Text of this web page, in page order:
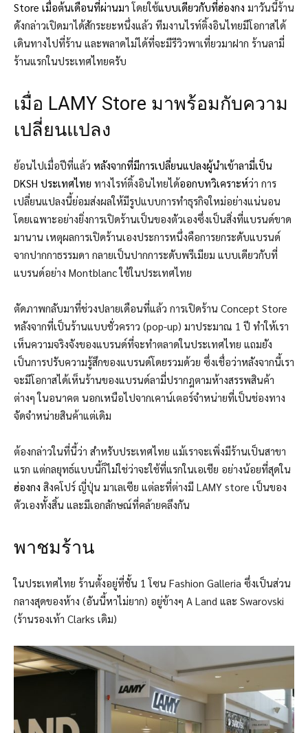
Store เมื่อต้นเดือนที่ผ่านมา โดยใช้แบบเดียวกับที่ฮ่องกง มาวันนี้ร้าน
ดังกล่าวเปิดมาได้สักระยะหนึ่งแล้ว ทีมงานไรท์ติ้งอินไทยมีโอกาสได้
เดินทางไปที่ร้าน และพลาดไม่ได้ที่จะมีรีวิวพาเที่ยวมาฝาก ร้านลามี่
ร้านแรกในประเทศไทยครับ
เมื่อ LAMY Store มาพร้อมกับความ
เปลี่ยนแปลง
ย้อนไปเมื่อปีที่แล้ว หลังจากที่มีการเปลี่ยนแปลงผู้นำเข้าลามี่เป็น
DKSH ประเทศไทย ทางไรท์ติ้งอินไทยได้ออกบทวิเคราะห์ว่า การ
เปลี่ยนแปลงนี้ย่อมส่งผลให้มีรูปแบบการทำธุรกิจใหม่อย่างแน่นอน
โดยเฉพาะอย่างยิ่งการเปิดร้านเป็นของตัวเองซึ่งเป็นสิ่งที่แบรนด์ขาด
มานาน เหตุผลการเปิดร้านเองประการหนึ่งคือการยกระดับแบรนด์
จากปากกาธรรมดา กลายเป็นปากการะดับพรีเมียม แบบเดียวกับที่
แบรนด์อย่าง Montblanc ใช้ในประเทศไทย
ตัดภาพกลับมาที่ช่วงปลายเดือนที่แล้ว การเปิดร้าน Concept Store
หลังจากที่เป็นร้านแบบชั่วคราว (pop-up) มาประมาณ 1 ปี ทำให้เรา
เห็นความจริงจังของแบรนด์ที่จะทำตลาดในประเทศไทย แถมยัง
เป็นการปรับความรู้สึกของแบรนด์โดยรวมด้วย ซึ่งเชื่อว่าหลังจากนี้เรา
จะมีโอกาสได้เห็นร้านของแบรนด์ลามี่ปรากฎตามห้างสรรพสินค้า
ต่างๆ ในอนาคต นอกเหนือไปจากเคาน์เตอร์จำหน่ายที่เป็นช่องทาง
จัดจำหน่ายสินค้าแต่เดิม
ต้องกล่าวในที่นี้ว่า สำหรับประเทศไทย แม้เราจะเพิ่งมีร้านเป็นสาขา
แรก แต่กลยุทธ์แบบนี้ก็ไม่ใช่ว่าจะใช้ที่แรกในเอเชีย อย่างน้อยที่สุดใน
ฮ่องกง สิงคโปร์ ญี่ปุ่น มาเลเซีย แต่ละที่ต่างมี LAMY store เป็นของ
ตัวเองทั้งสิ้น และมีเอกลักษณ์ที่คล้ายคลึงกัน
พาชมร้าน
ในประเทศไทย ร้านตั้งอยู่ที่ชั้น 1 โซน Fashion Galleria ซึ่งเป็นส่วน
กลางสุดของห้าง (อันนี้หาไม่ยาก) อยู่ข้างๆ A Land และ Swarovski
(ร้านรองเท้า Clarks เดิม)